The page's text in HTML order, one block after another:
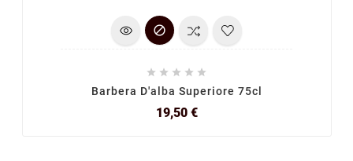

    
Barbera D'alba Superiore 75cl
19,50 €Prix